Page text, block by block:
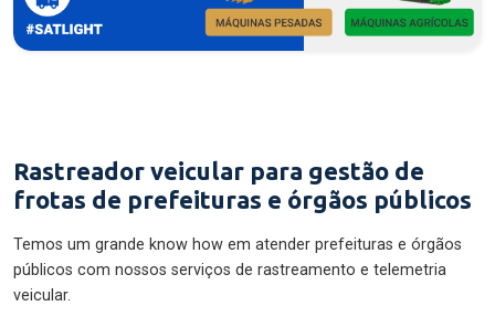
Rastreador veicular para gestão de
frotas de prefeituras e órgãos públicos
Temos um grande know how em atender prefeituras e órgãos
públicos com nossos serviços de rastreamento e telemetria
veicular.